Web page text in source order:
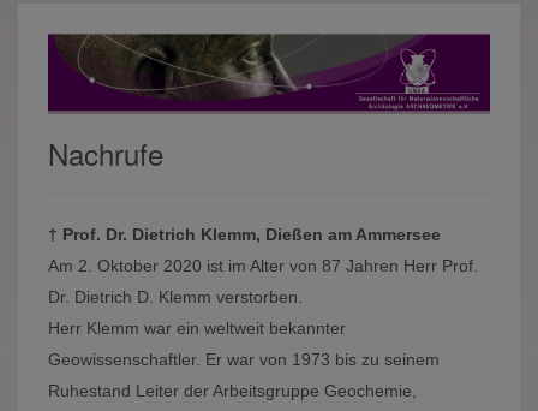
Nachrufe
† Prof. Dr. Dietrich Klemm, Dießen am Ammersee
Am 2. Oktober 2020 ist im Alter von 87 Jahren Herr Prof.
Dr. Dietrich D. Klemm verstorben.
Herr Klemm war ein weltweit bekannter
Geowissenschaftler. Er war von 1973 bis zu seinem
Ruhestand Leiter der Arbeitsgruppe Geochemie,